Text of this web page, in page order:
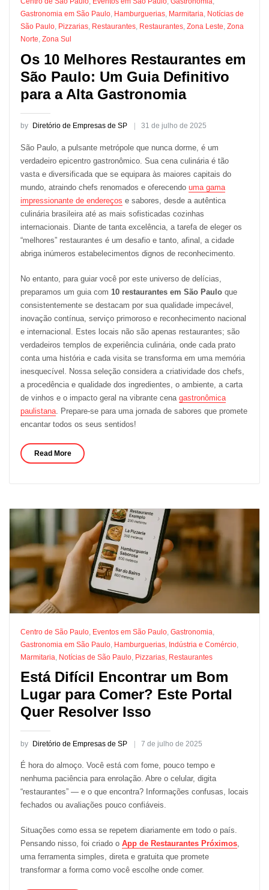
Gastronomia em São Paulo, Hamburguerias, Marmitaria, Notícias de
São Paulo, Pizzarias, Restaurantes, Restaurantes, Zona Leste, Zona
Norte, Zona Sul
Os 10 Melhores Restaurantes em
São Paulo: Um Guia Definitivo
para a Alta Gastronomia
by Diretório de Empresas de SP 31 de julho de 2025
São Paulo, a pulsante metrópole que nunca dorme, é um
verdadeiro epicentro gastronômico. Sua cena culinária é tão
vasta e diversificada que se equipara às maiores capitais do
mundo, atraindo chefs renomados e oferecendo uma gama
impressionante de endereços e sabores, desde a autêntica
culinária brasileira até as mais sofisticadas cozinhas
internacionais. Diante de tanta excelência, a tarefa de eleger os
“melhores” restaurantes é um desafio e tanto, afinal, a cidade
abriga inúmeros estabelecimentos dignos de reconhecimento.
No entanto, para guiar você por este universo de delícias,
preparamos um guia com 10 restaurantes em São Pauloque
consistentemente se destacam por sua qualidade impecável,
inovação contínua, serviço primoroso e reconhecimento nacional
e internacional. Estes locais não são apenas restaurantes; são
verdadeiros templos de experiência culinária, onde cada prato
conta uma história e cada visita se transforma em uma memória
inesquecível. Nossa seleção considera a criatividade dos chefs,
a procedência e qualidade dos ingredientes, o ambiente, a carta
de vinhos e o impacto geral na vibrante cena gastronômica
paulistana. Prepare-se para uma jornada de sabores que promete
encantar todos os seus sentidos!
Read More
Centro de São Paulo, Eventos em São Paulo, Gastronomia
Gastronomia em São Paulo, Hamburguerias, Indústria e Comércio,
Marmitaria Notícias de São Paulo, Pizzarias, Restaurantes
Está Difícil Encontrar um Bom
Lugar para Comer? Este Portal
Quer Resolver Isso
by Diretório de Empresas de SP 7 de julho de 2025
É hora do almoço. Você está com fome, pouco tempo e
nenhuma paciência para enrolação. Abre o celular, digita
“restaurantes” — e o que encontra? Informações confusas, locais
fechados ou avaliações pouco confiáveis.
Situações como essa se repetem diariamente em todo o país.
Pensando nisso, foi criado o App de Restaurantes Próximos,
uma ferramenta simples, direta e gratuita que promete
transformar a forma como você escolhe onde comer.